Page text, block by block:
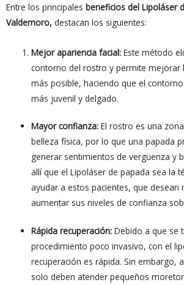
Entre los principales beneficios del Lipoláser
Valdemoro, destacan los siguientes:
Mejor apariencia facial:Este método
contorno del rostro y permite mejorar
más posible, haciendo que el
más juvenil y delgado.
Mayor confianza: El rostro es una
belleza física, por lo que una papada
generar sentimientos de vergüenza y
allí que el Lipoláser de papada sea la
ayudar a estos pacientes, que
aumentar sus niveles de confianza
Rápida recuperación:Debido a que se
procedimiento poco invasivo, con el
recuperación es rápida. Sin embargo,
solo deben atender pequeños